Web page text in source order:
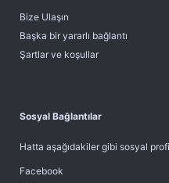
Bize Ulaşın
Başka bir yararlı bağlantı
Şartlar ve koşullar
Sosyal Bağlantılar
Hatta aşağıdakiler gibi sosyal
Facebook